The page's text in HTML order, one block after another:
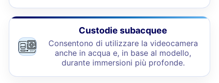
Custodie subacquee
Consentono di utilizzare la videocamera
anche in acqua e, in base al modello,
durante immersioni più profonde.